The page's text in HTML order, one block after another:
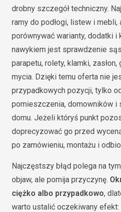
drobny szczegół techniczny.
ramy do podłogi, listew i mebli,
porównywać warianty, dodatki i
nawykiem jest sprawdzenie
parapetu, rolety, klamki,
mycia. Dzięki temu oferta nie
przypadkowych pozycji, tylko
pomieszczenia, domowników i
domu. Jeżeli któryś punkt
doprecyzować go przed
po zamówieniu, montażu i
Najczęstszy błąd polega na
objaw, ale pomija przyczynę.
ciężko albo przypadkowo,
warto ustalić oczekiwany efekt: